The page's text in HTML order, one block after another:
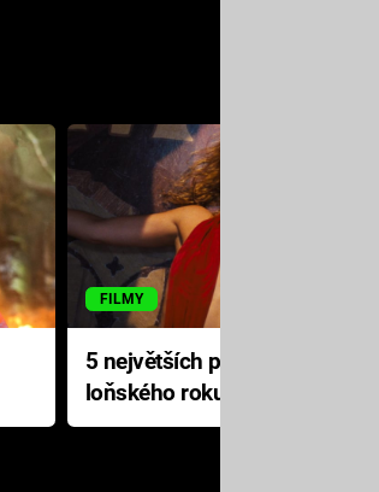
FILMY
5 největších propadáků
loňského roku: Disney na
jediné katastrofě prodělal 200